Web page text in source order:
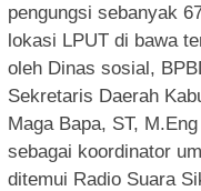
pengungsi sebanyak
lokasi LPUT di bawa
oleh Dinas sosial,
Sekretaris Daerah
Maga Bapa, ST,
sebagai koordinator
ditemui Radio Suara